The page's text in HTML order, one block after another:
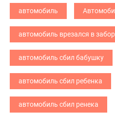
автомобиль
автомобиль врезался в забор
автомобиль сбил бабушку
автомобиль сбил ребенка
автомобиль сбил ренека